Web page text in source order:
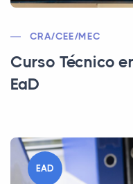
CRA/CEE/MEC
Curso Técnico
EaD
EAD